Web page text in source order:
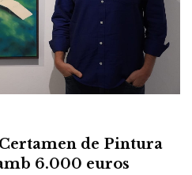
de Pintura
6.000 euros